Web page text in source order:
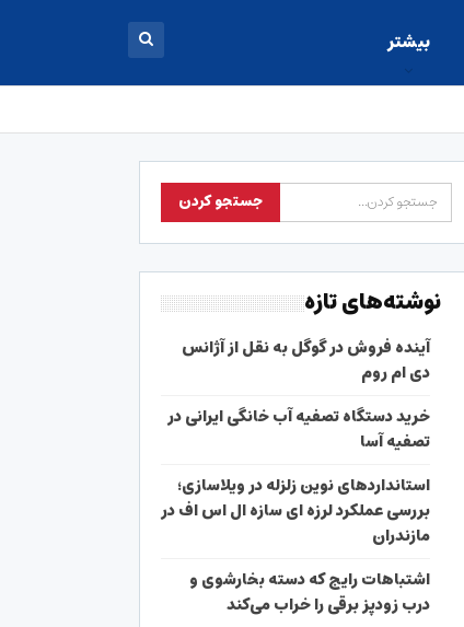
بیشتر
نوشته‌های تازه
آینده فروش در گوگل به نقل از آژانس
دی ام روم
خرید دستگاه تصفیه آب خانگی ایرانی در
تصفیه آسا
استانداردهای نوین زلزله در ویلاسازی؛
بررسی عملکرد لرزه ای سازه ال اس اف در
مازندران
اشتباهات رایج که دسته بخارشوی و
درب زودپز برقی را خراب می‌کند